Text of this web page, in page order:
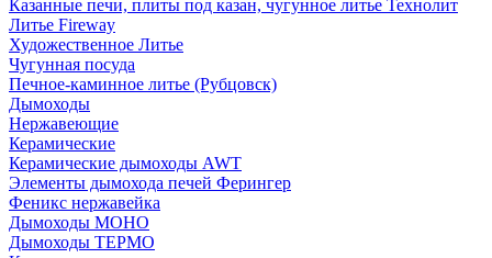
Казанные печи, плиты под казан, чугунное литье Технолит
Литье Fireway
Художественное Литье
Чугунная посуда
Печное-каминное литье (Рубцовск)
Дымоходы
Нержавеющие
Керамические
Керамические дымоходы AWT
Элементы дымохода печей Ферингер
Феникс нержавейка
Дымоходы МОНО
Дымоходы ТЕРМО